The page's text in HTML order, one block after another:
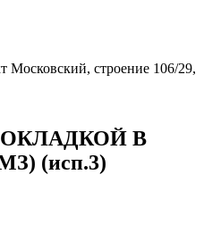
Московский, строение 106/29,
В
(исп.3)